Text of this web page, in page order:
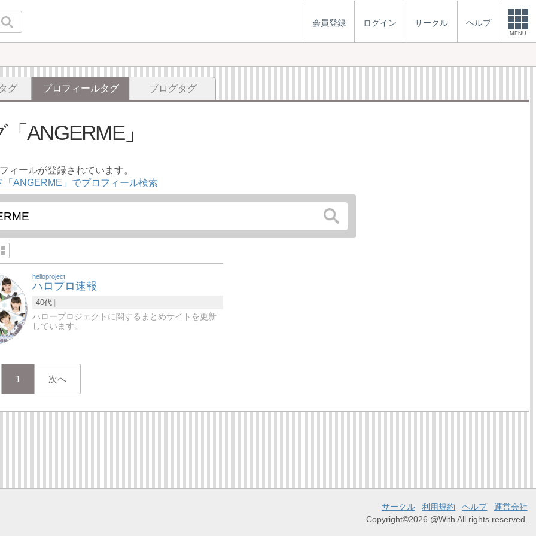
会員登録 ログイン サークル ヘルプ
MENU
グ プロフィールタグ ブログタグ
ANGERME
ィールが登録されています。
「ANGERME」でプロフィール検索
helloproject
ハロプロ速報
40代
ハロープロジェクトに関するまとめサイトを更新
しています。
1 次へ
サークル 利用規約 ヘルプ
運営会社
Copyright©2026 @With All rights reserved.